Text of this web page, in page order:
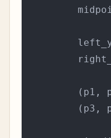
(p1,
(p3,